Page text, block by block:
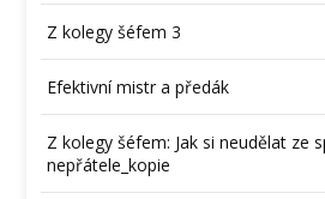
Z kolegy šéfem 3
Efektivní mistr a předák
Z kolegy šéfem: Jak si neudělat ze
nepřátele_kopie